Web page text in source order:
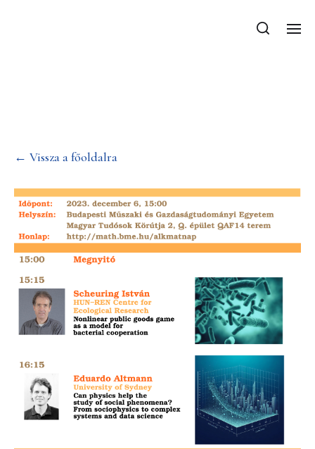
← Vissza a főoldalra